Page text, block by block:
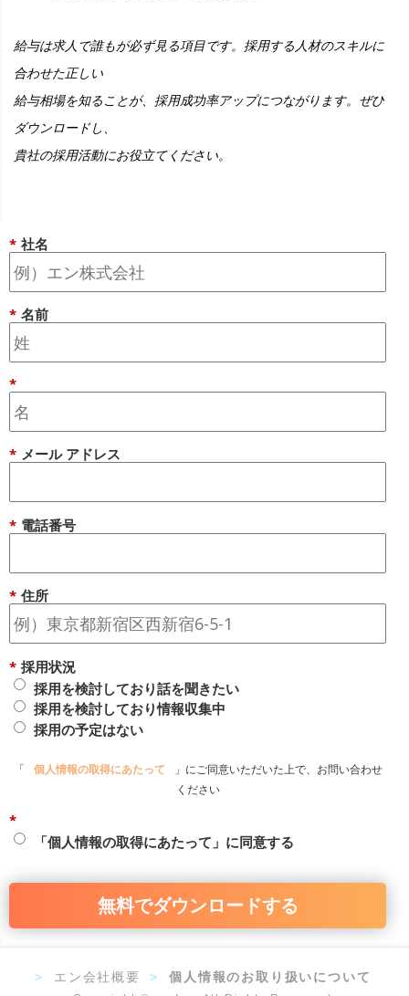
給与は求人で誰もが必ず見る項目です。採用する人材のスキルに
合わせた正しい
給与相場を知ることが、採用成功率アップにつながります。ぜひ
ダウンロードし、
貴社の採用活動にお役立てください。
* 社名
* 名前
*
* メール アドレス
* 電話番号
* 住所
* 採用状況
採用を検討しており話を聞きたい
採用を検討しており情報収集中
採用の予定はない
「 個人情報の取得にあたって
」にご同意いただいた上で、お問い合わせ
ください
*
「個人情報の取得にあたって」に同意する
無料でダウンロードする
> エン会社概要 >個人情報のお取り扱いについて